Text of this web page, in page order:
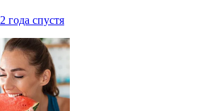
2 года спустя